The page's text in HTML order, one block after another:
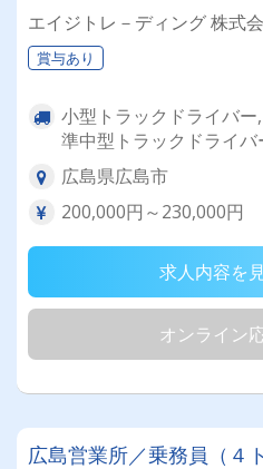
エイジトレ－ディング 株式
賞与あり
小型トラックドライバ
準中型トラックドライバ
広島県広島市
200,000円～230,000円
求人内容を
オンライン
広島営業所／乗務員（４